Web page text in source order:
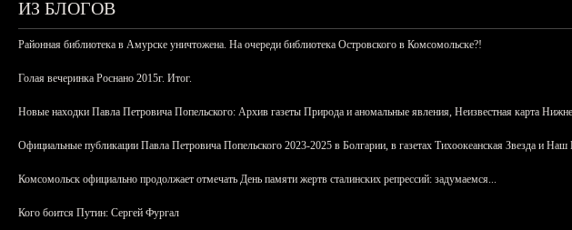
ИЗ БЛОГОВ
Районная библиотека в Амурске уничтожена. На очереди библиотека Островского в Комсомольске?!
Голая вечеринка Роснано 2015г. Итог.
Новые находки Павла Петровича Попельского: Архив газеты Природа и аномальные явления, Неизвестная карта
Официальные публикации Павла Петровича Попельского 2023-2025 в Болгарии, в газетах Тихоокеанская Звезда и
Комсомольск официально продолжает отмечать День памяти жертв сталинских репрессий: задумаемся...
Кого боится Путин: Сергей Фургал